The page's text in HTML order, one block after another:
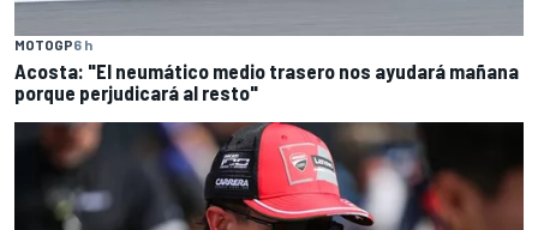
MOTOGP6 h
Acosta: "El neumático medio trasero nos ayudará mañana
porque perjudicará al resto"